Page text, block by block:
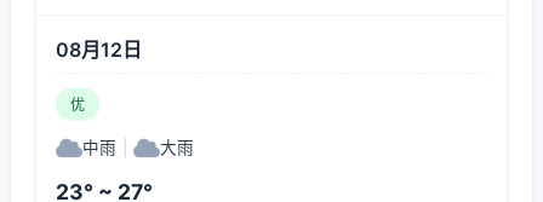
08月12日
优
中雨 大雨
23° ~ 27°